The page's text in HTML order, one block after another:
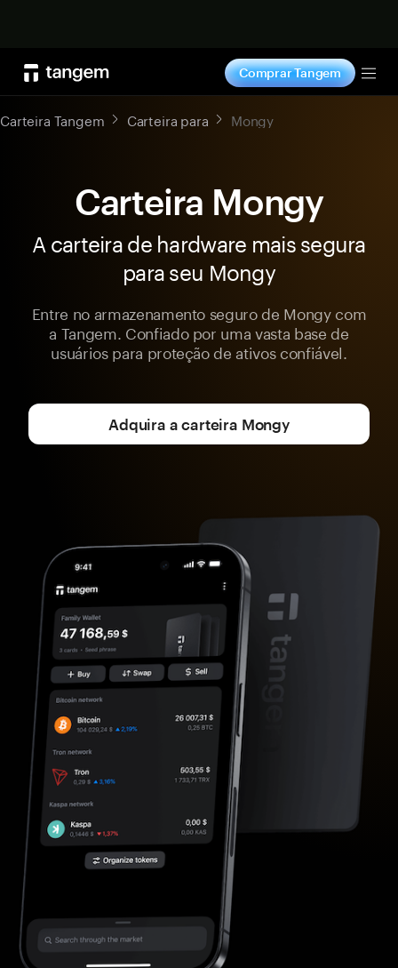
Comprar Tangem
Carteira Tangem Carteira para Mongy
Carteira Mongy
A carteira de hardware mais segura
para seu Mongy
Entre no armazenamento seguro de Mongy com
a Tangem. Confiado por uma vasta base de
usuários para proteção de ativos confiável.
Adquira a carteira Mongy